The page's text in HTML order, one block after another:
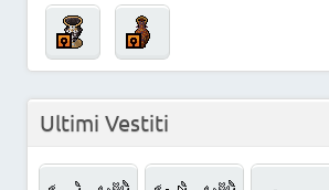
Ultimi Vestiti